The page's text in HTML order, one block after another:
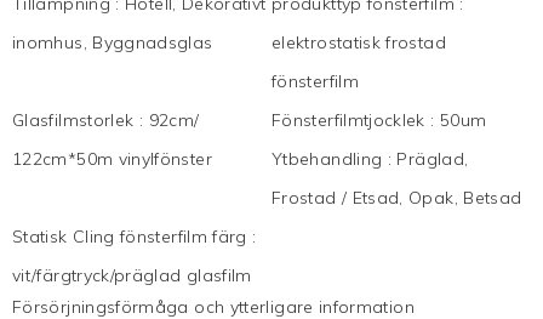
inomhus, Byggnadsglas
elektrostatisk frostad
fönsterfilm
Glasfilmstorlek : 92cm/
122cm*50m vinylfönster
Fönsterfilmtjocklek : 50um
Ytbehandling : Präglad,
Frostad / Etsad, Opak, Betsad
Statisk Cling fönsterfilm färg :
vit/färgtryck/präglad glasfilm
Försörjningsförmåga och ytterligare information